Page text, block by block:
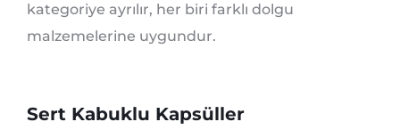
kategoriye ayrılır, her biri farklı dolgu
malzemelerine uygundur.
Sert Kabuklu Kapsüller